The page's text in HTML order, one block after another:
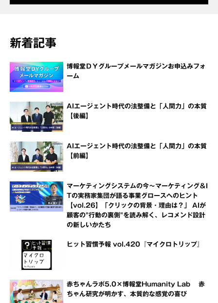
新着記事
博報堂ＤＹグループメールマガジンお申込みフォ
ーム
AIエージェント時代の法整備と「人間力」の本質
【後編】
AIエージェント時代の法整備と「人間力」の本質
【前編】
マーケティングシステムの今～マーケティング＆I
Tの実務家集団が語る事業グロースへのヒント
【vol.26】「クリックの背景・理由は？」 AIが
顧客の"行動の裏側"を読み解く、レコメンド設計
の新しいかたち
ヒット習慣予報 vol.420『マイクロトリップ』
赤ちゃんラボ5.0×博報堂Humanity Lab 赤
ちゃん研究が明かす、本質的な感覚の喜び